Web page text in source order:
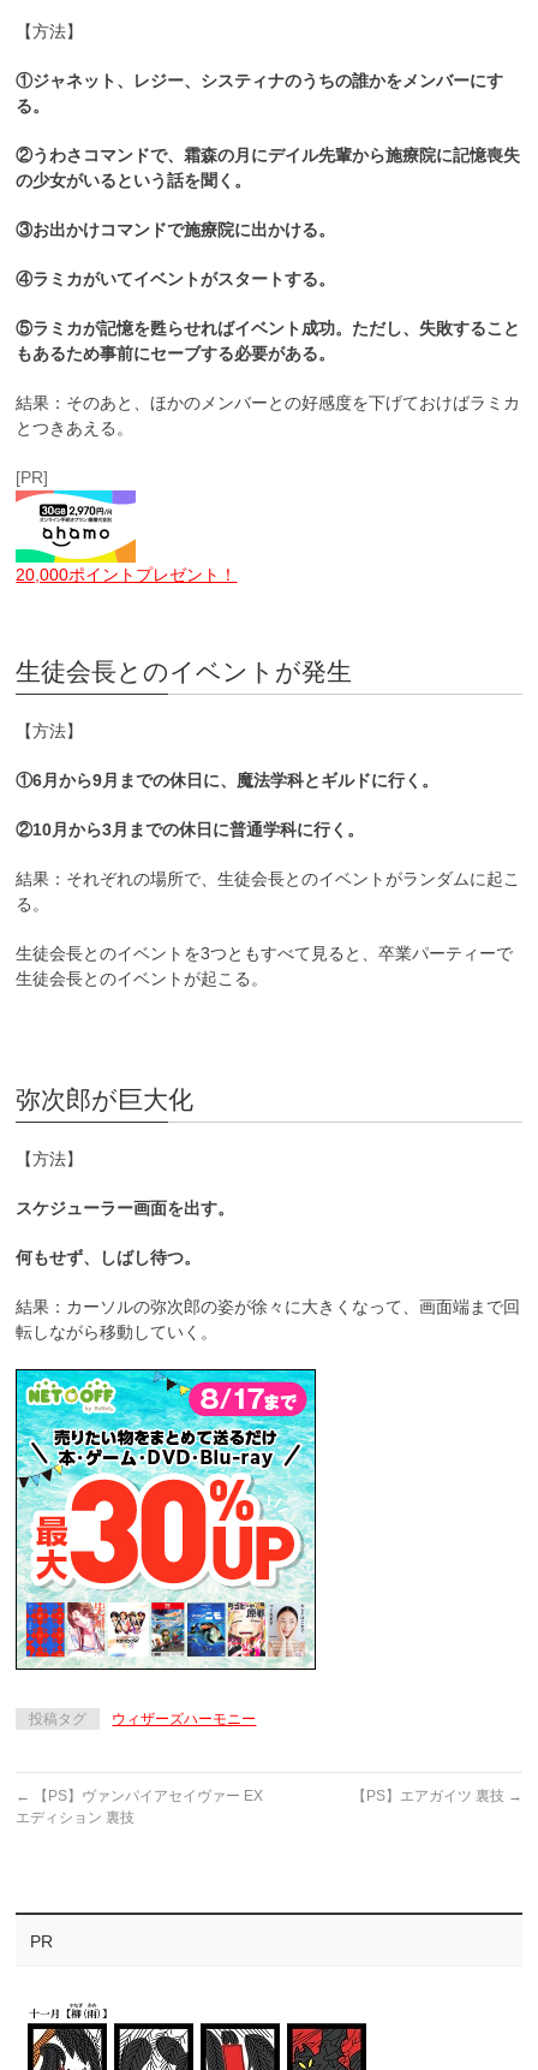
【方法】
①ジャネット、レジー、システィナのうちの誰かをメンバーにす
る。
②うわさコマンドで、霜森の月にデイル先輩から施療院に記憶喪失
の少女がいるという話を聞く。
③お出かけコマンドで施療院に出かける。
④ラミカがいてイベントがスタートする。
⑤ラミカが記憶を甦らせればイベント成功。ただし、失敗すること
もあるため事前にセーブする必要がある。
結果：そのあと、ほかのメンバーとの好感度を下げておけばラミカ
とつきあえる。
[PR]
20,000ポイントプレゼント！
生徒会長とのイベントが発生
【方法】
①6月から9月までの休日に、魔法学科とギルドに行く。
②10月から3月までの休日に普通学科に行く。
結果：それぞれの場所で、生徒会長とのイベントがランダムに起こ
る。
生徒会長とのイベントを3つともすべて見ると、卒業パーティーで
生徒会長とのイベントが起こる。
弥次郎が巨大化
【方法】
スケジューラー画面を出す。
何もせず、しばし待つ。
結果：カーソルの弥次郎の姿が徐々に大きくなって、画面端まで回
転しながら移動していく。
投稿タグ ウィザーズハーモニー
←
【PS】ヴァンパイアセイヴァー EX
エディション 裏技
【PS】エアガイツ 裏技 →
PR